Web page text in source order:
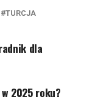
TURCJA
dla
2025 roku?